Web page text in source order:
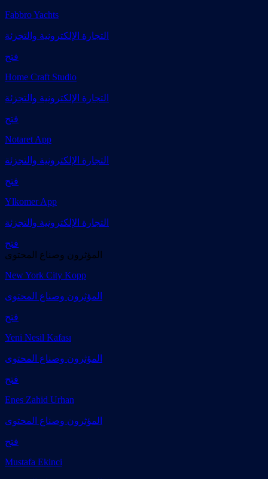
Fabbro Yachts
التجارة الإلكترونية والتجزئة
فتح
Home Craft Studio
التجارة الإلكترونية والتجزئة
فتح
Notaret App
التجارة الإلكترونية والتجزئة
فتح
Ylkomer App
التجارة الإلكترونية والتجزئة
فتح
المؤثرون وصناع المحتوى
New York City Kopp
المؤثرون وصناع المحتوى
فتح
Yeni Nesil Kafası
المؤثرون وصناع المحتوى
فتح
Enes Zahid Urhan
المؤثرون وصناع المحتوى
فتح
Mustafa Ekinci